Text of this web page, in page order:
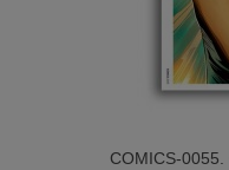
COMICS-